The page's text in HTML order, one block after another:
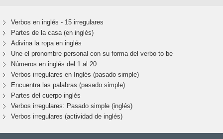
Verbos en inglés - 15 irregulares
Partes de la casa (en inglés)
Adivina la ropa en inglés
Une el pronombre personal con su forma del verbo to be
Números en inglés del 1 al 20
Verbos irregulares en Inglés (pasado simple)
Encuentra las palabras (pasado simple)
Partes del cuerpo inglés
Verbos irregulares: Pasado simple (inglés)
Verbos irregulares (actividad de inglés)